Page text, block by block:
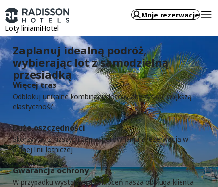
Loty liniamiHotel
Moje rezerwacje
Zaplanuj idealną podróż,
wybierając lot z samodzielną
przesiadką
Więcej tras
Odblokuj unikalne kombinacje lotów, aby zyskać większą
elastyczność
Duże oszczędności
Skorzystaj z niższych cen w porównaniu z rezerwacją w
jednej linii lotniczej
Gwarancja ochrony
W przypadku wystąpienia zakłóceń nasza obsługa klienta